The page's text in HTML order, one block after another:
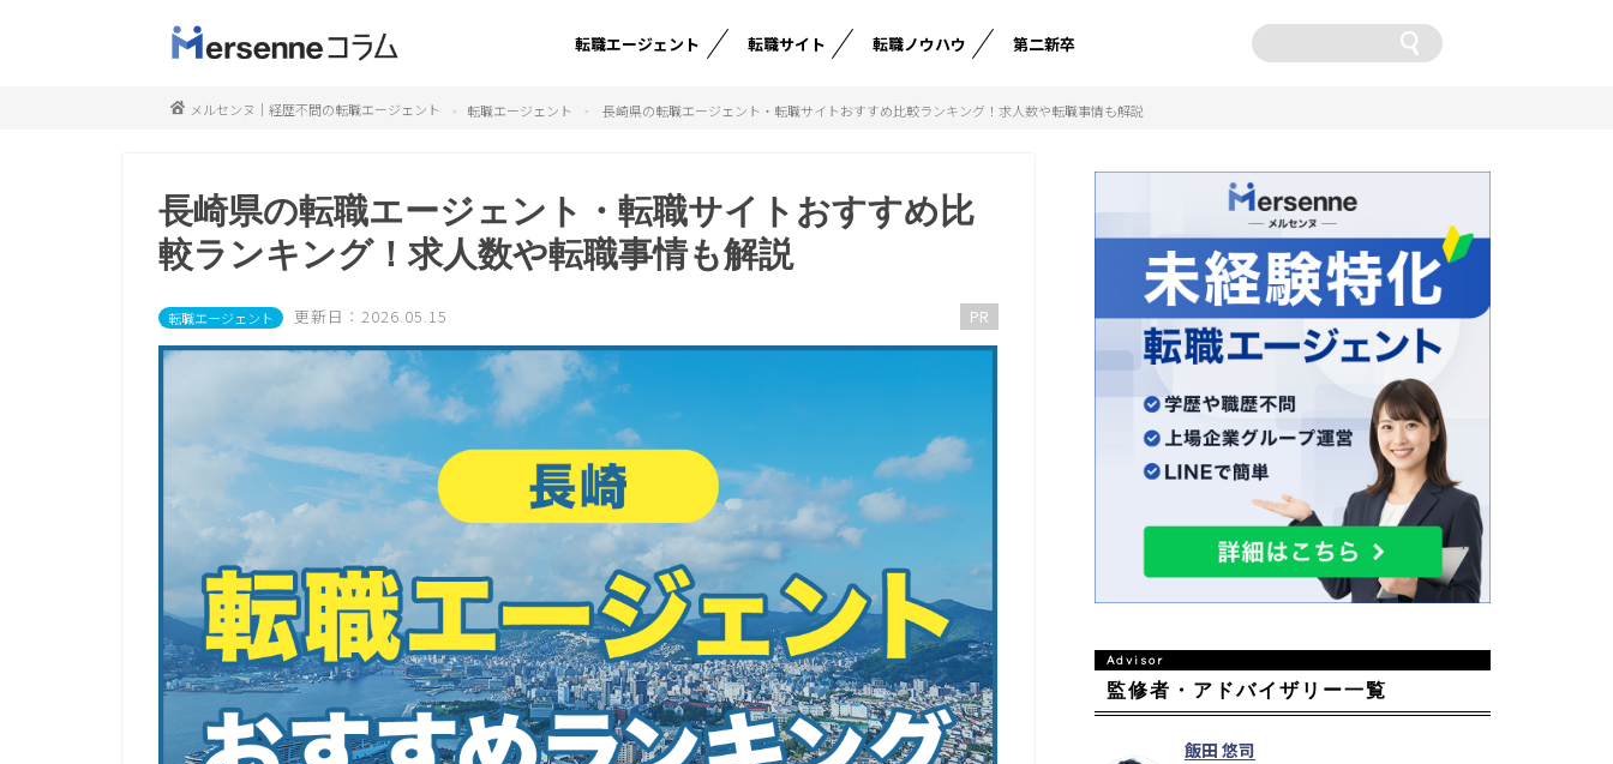
転職エージェント 転職サイト 転職ノウハウ 第二新卒
メルセンヌ｜経歴不問の転職エージェント 転職エージェント 長崎県の転職エージェント・転職サイトおすすめ比較ランキング！求人数や転職事情も解説
長崎県の転職エージェント・転職サイトおすすめ比
較ランキング！求人数や転職事情も解説
転職エージェント 更新日：2026.05.15 PR
監修者・アドバイザリー一覧
飯田 悠司